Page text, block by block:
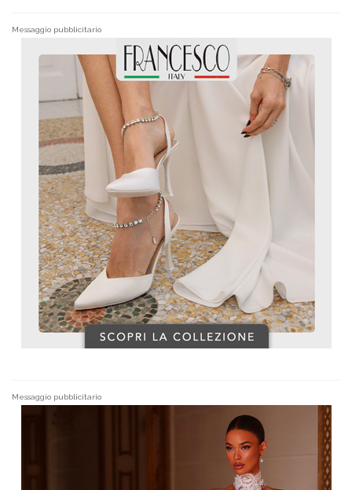
Messaggio pubblicitario
Messaggio pubblicitario